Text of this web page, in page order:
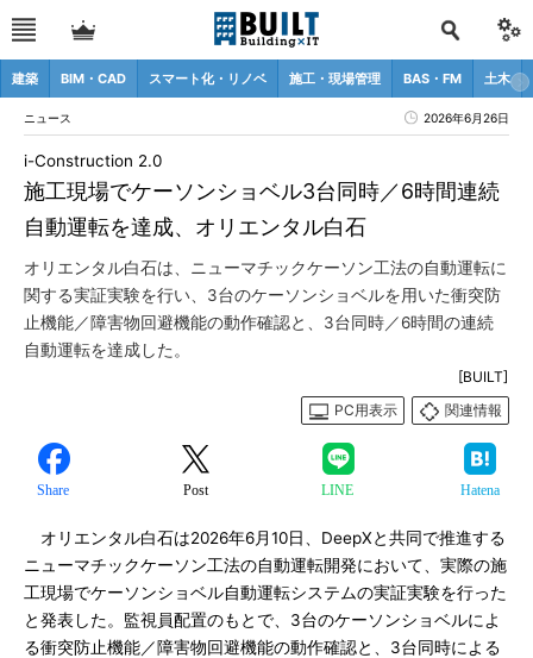
建築 BIM・CAD スマート化・リノベ 施工・現場管理 BAS・FM 土木
ニュース 2026年6月26日
施工現場でケーソンショベル3台同時／6時間連続
自動運転を達成、オリエンタル白石
i-Construction 2.0
オリエンタル白石は、ニューマチックケーソン工法の自動運転に
関する実証実験を行い、3台のケーソンショベルを用いた衝突防
止機能／障害物回避機能の動作確認と、3台同時／6時間の連続
自動運転を達成した。
[BUILT]
PC用表示
関連情報
Share Post LINE Hatena
オリエンタル白石は2026年6月10日、DeepXと共同で推進する
ニューマチックケーソン工法の自動運転開発において、実際の施
工現場でケーソンショベル自動運転システムの実証実験を行った
と発表した。監視員配置のもとで、3台のケーソンショベルによ
る衝突防止機能／障害物回避機能の動作確認と、3台同時による